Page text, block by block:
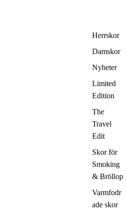
Herrskor
Damskor
Nyheter
Limited
Edition
The
Travel
Edit
Skor för
Smoking
& Bröllop
Varmfodr
ade skor